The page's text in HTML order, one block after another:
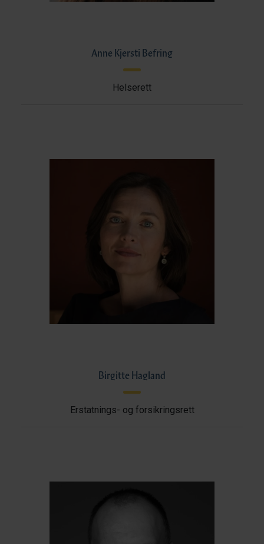
Anne Kjersti Befring
Helserett
Birgitte Hagland
Erstatnings- og forsikringsrett